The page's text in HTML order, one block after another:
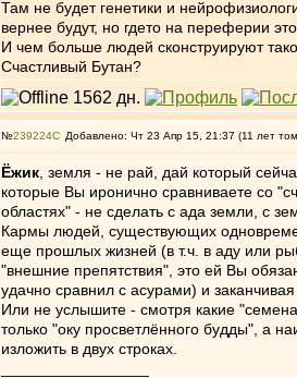
Там не будет генетики и
вернее будут, но гдето на переферии
И чем больше людей сконструируют
Счастливый Бутан?
№239224 Добавлено: Чт 23 Апр 15, 21:37 (11 лет
Ёжик , земля - не рай, дай который
которые Вы иронично сравниваете со
областях" - не сделать с ада земли, с
Кармы людей, существующих
еще прошлых жизней (в т.ч. в аду или
"внешние препятствия", это ей Вы
удачно сравнил с асурами) и
Или не услышите - смотря какие
только "оку просветлённого будды", а
изложить в двух строках.